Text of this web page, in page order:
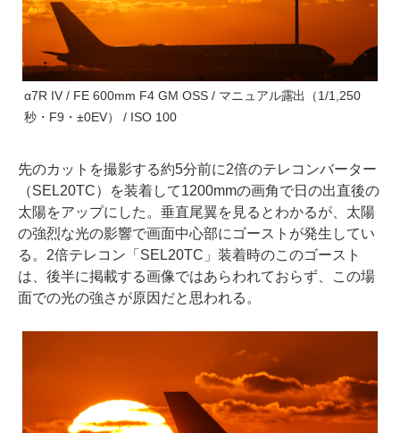
α7R IV / FE 600mm F4 GM OSS / マニュアル露出（1/1,250
秒・F9・±0EV） / ISO 100
先のカットを撮影する約5分前に2倍のテレコンバーター
（SEL20TC）を装着して1200mmの画角で日の出直後の
太陽をアップにした。垂直尾翼を見るとわかるが、太陽
の強烈な光の影響で画面中心部にゴーストが発生してい
る。2倍テレコン「SEL20TC」装着時のこのゴースト
は、後半に掲載する画像ではあらわれておらず、この場
面での光の強さが原因だと思われる。